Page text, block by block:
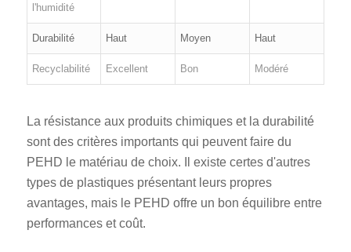
l'humidité
Durabilité Haut Moyen Haut
Recyclabilité Excellent Bon Modéré
La résistance aux produits chimiques et la durabilité
sont des critères importants qui peuvent faire du
PEHD le matériau de choix. Il existe certes d'autres
types de plastiques présentant leurs propres
avantages, mais le PEHD offre un bon équilibre entre
performances et coût.